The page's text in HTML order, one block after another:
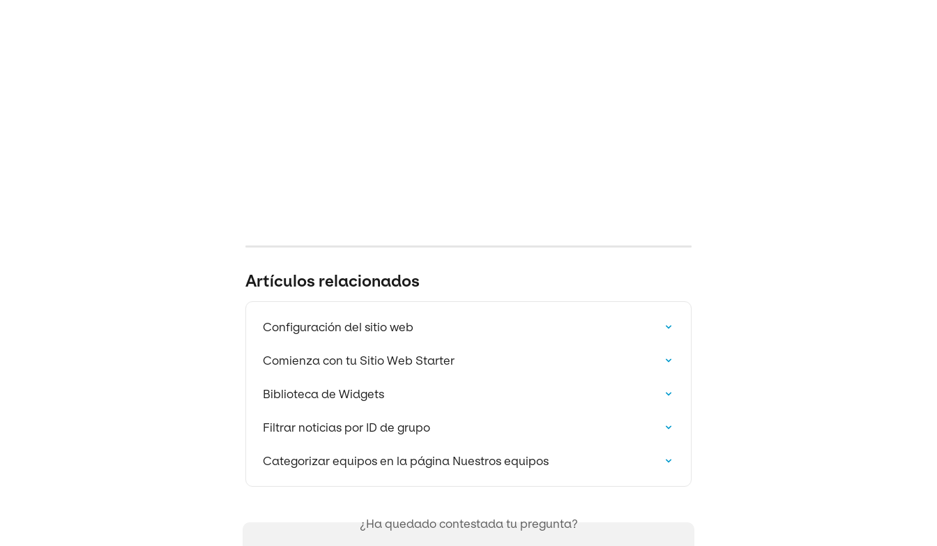
Artículos relacionados
Configuración del sitio web
Comienza con tu Sitio Web Starter
Biblioteca de Widgets
Filtrar noticias por ID de grupo
Categorizar equipos en la página Nuestros equipos
¿Ha quedado contestada tu pregunta?